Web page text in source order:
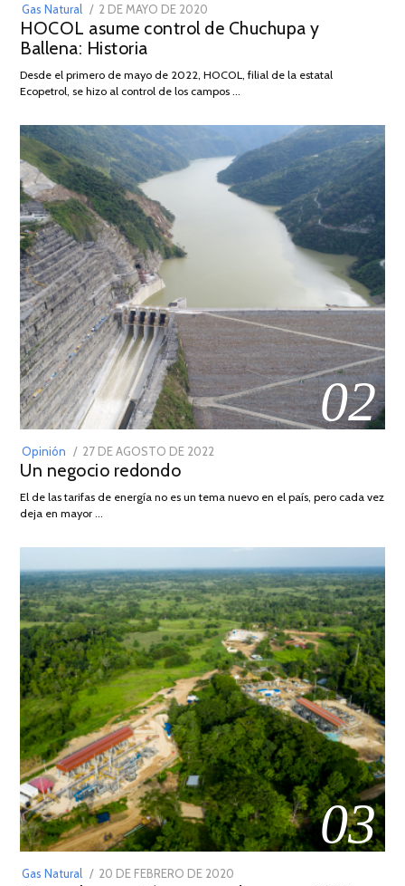
Gas Natural
POSTED
ON
2 DE MAYO DE 2020
DE
2026
HOCOL asume control de Chuchupa y
Ballena: Historia
Desde el primero de mayo de 2022, HOCOL, filial de la estatal
Ecopetrol, se hizo al control de los campos …
02
Opinión
POSTED
ON
27 DE AGOSTO DE 2022
DE
Un negocio redondo
El de las tarifas de energía no es un tema nuevo en el país, pero cada vez
deja en mayor …
03
Gas Natural
POSTED
20 DE FEBRERO DE 2020